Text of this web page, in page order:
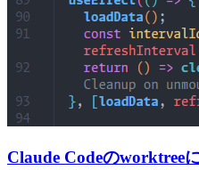
Claude Codeのworktree